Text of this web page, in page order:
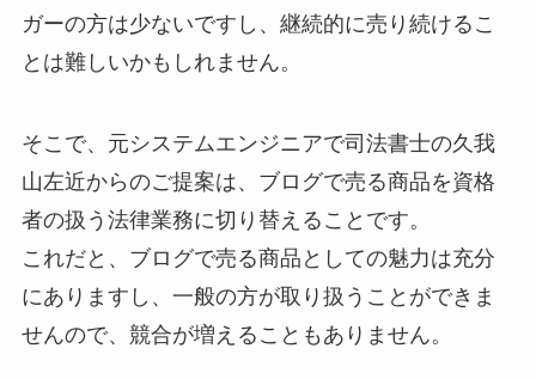
ガーの方は少ないですし、継続的に売り続けるこ
とは難しいかもしれません。
そこで、元システムエンジニアで司法書士の久我
山左近からのご提案は、ブログで売る商品を資格
者の扱う法律業務に切り替えることです。
これだと、ブログで売る商品としての魅力は充分
にありますし、一般の方が取り扱うことができま
せんので、競合が増えることもありません。